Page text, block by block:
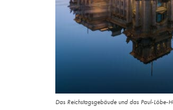
Das Reichstagsgebäude und das Paul-Löbe-